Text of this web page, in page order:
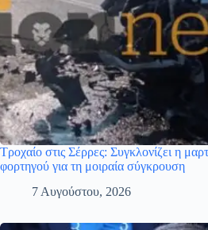
Τροχαίο στις Σέρρες: Συγκλονίζει η
φορτηγού για τη μοιραία σύγκρουση
7 Αυγούστου, 2026